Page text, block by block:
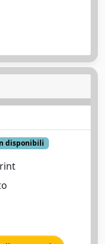
disponibili